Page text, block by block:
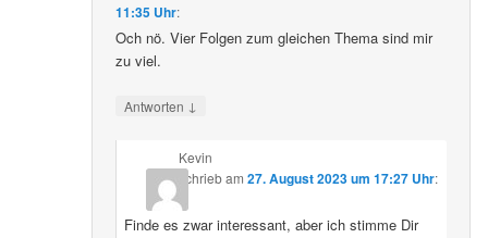
11:35 Uhr:
Och nö. Vier Folgen zum gleichen Thema sind mir
zu viel.
Antworten ↓
Kevin
schriebam 27. August 2023 um 17:27 Uhr:
Finde es zwar interessant, aber ich stimme Dir